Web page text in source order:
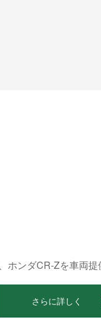
ホンダCR-Zを車両提
さらに詳しく